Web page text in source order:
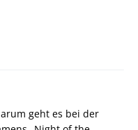
geht es bei der